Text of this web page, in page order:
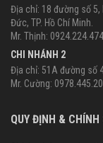
Địa chỉ: 18 đường số 5,
Đức, TP. Hồ Chí Minh.
Mr. Thịnh: 0924.224.474
CHI NHÁNH 2
Địa chỉ: 51A đường số
Mr. Cường:
QUY ĐỊNH & CHÍNH